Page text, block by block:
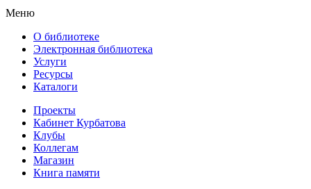
Меню
О библиотеке
Электронная библиотека
Услуги
Ресурсы
Каталоги
Проекты
Кабинет Курбатова
Клубы
Коллегам
Магазин
Книга памяти